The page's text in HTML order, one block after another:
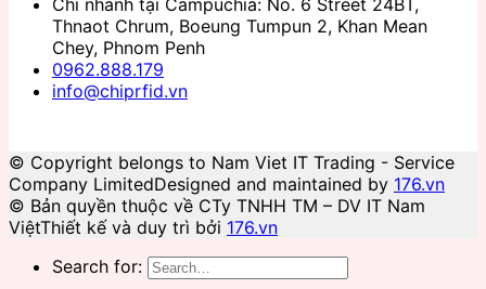
Thnaot Chrum, Boeung Tumpun 2, Khan Mean
Chey, Phnom Penh
0962.888.179
info@chiprfid.vn
© Copyright belongs to Nam Viet IT Trading - Service
Company LimitedDesigned and maintained by 176.vn
© Bản quyền thuộc về CTy TNHH TM – DV IT Nam
ViệtThiết kế và duy trì bởi 176.vn
Search for: